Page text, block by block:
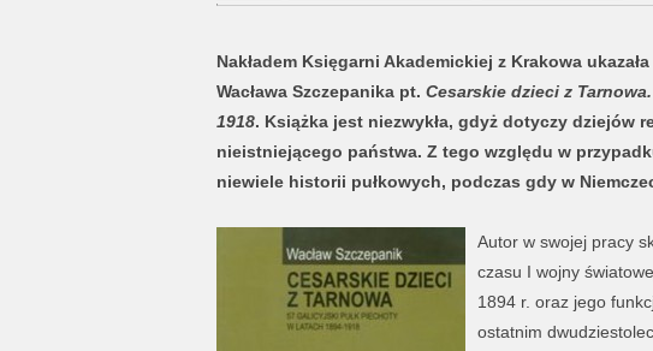
Nakładem Księgarni Akademickiej z Krakowa
Wacława Szczepanika pt. Cesarskie dzieci z
1918. Książka jest niezwykła, gdyż dotyczy dziejów
nieistniejącego państwa. Z tego względu w
niewiele historii pułkowych, podczas gdy w
Autor w swojej pracy
czasu I wojny
1894 r. oraz jego
ostatnim